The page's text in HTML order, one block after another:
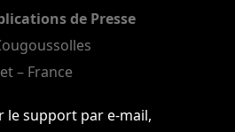
de Presse
– France
le support par e-mail,